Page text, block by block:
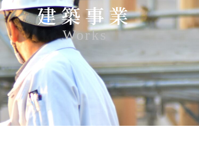
建築事業
Works